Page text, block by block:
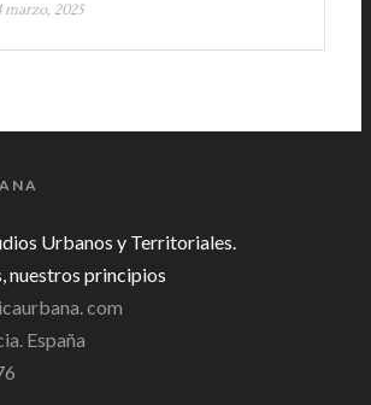
marzo, 2025
Urbanos y Territoriales.
nuestros principios
com
España